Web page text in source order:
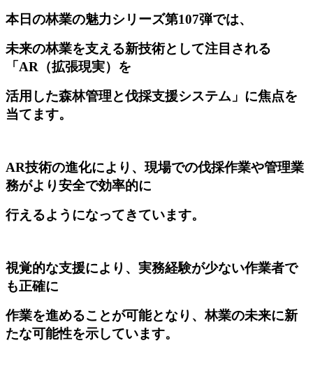
本日の林業の魅力シリーズ第107弾では、
未来の林業を支える新技術として注目される
「AR（拡張現実）を
活用した森林管理と伐採支援システム」に焦点を
当てます。
AR技術の進化により、現場での伐採作業や管理業
務がより安全で効率的に
行えるようになってきています。
視覚的な支援により、実務経験が少ない作業者で
も正確に
作業を進めることが可能となり、林業の未来に新
たな可能性を示しています。